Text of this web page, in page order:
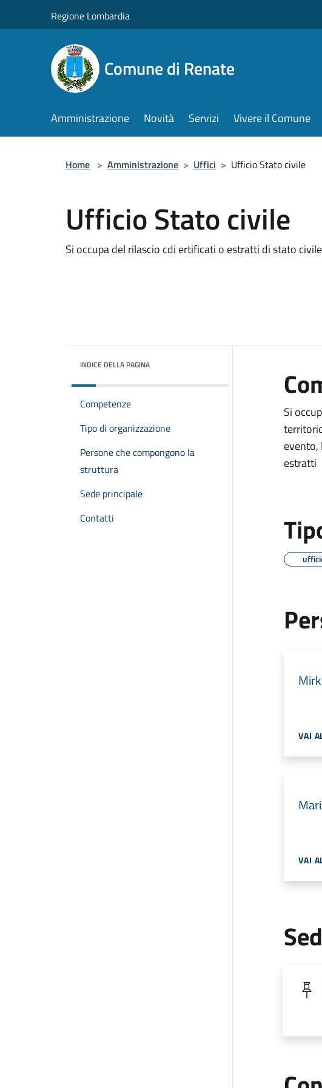
Regione Lombardia
Comune di Renate
Amministrazione Novità Servizi Vivere il Comune
Home > Amministrazione > Uffici > Ufficio Stato civile
Ufficio Stato civile
Si occupa del rilascio cdi ertificati o estratti di stato civile
INDICE DELLA PAGINA
Competenze
Tipo di organizzazione
Persone che compongono la
struttura
Sede principale
Contatti
Si
evento,
estratti
VAI
VAI